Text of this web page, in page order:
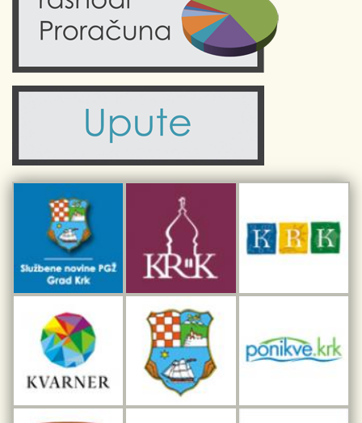
Obrazovanje
Komunalne usluge
Civilni sektor (arhiva udruga)
Sport i rekreacija
Kalendar događanja
Turistička zajednica otoka Krka
Kulturno-turistička ruta Putovima Frankopana
Dar iz Krka
Interpretacijski centar pomorske baštine